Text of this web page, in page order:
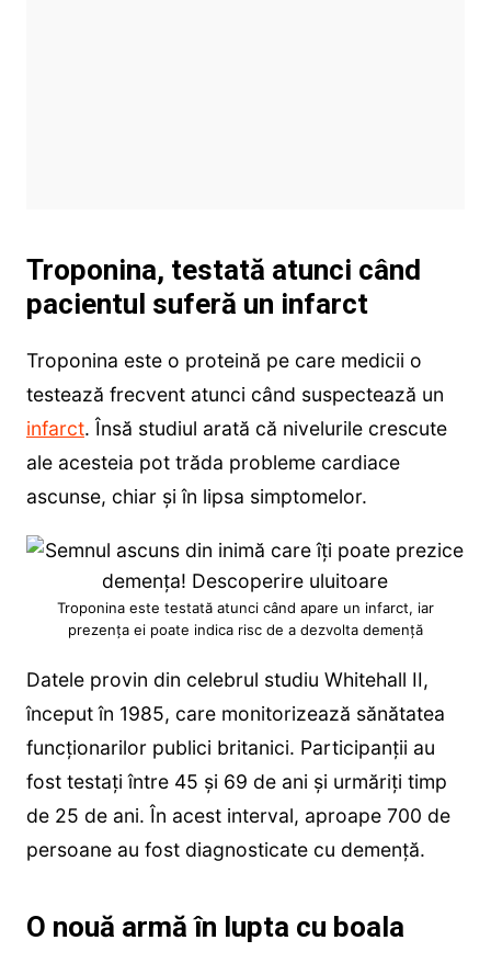
Troponina, testată atunci când
pacientul suferă un infarct
Troponina este o proteină pe care medicii o
testează frecvent atunci când suspectează un
infarct. Însă studiul arată că nivelurile crescute
ale acesteia pot trăda probleme cardiace
ascunse, chiar și în lipsa simptomelor.
Troponina este testată atunci când apare un infarct, iar
prezența ei poate indica risc de a dezvolta demență
Datele provin din celebrul studiu Whitehall II,
început în 1985, care monitorizează sănătatea
funcționarilor publici britanici. Participanții au
fost testați între 45 și 69 de ani și urmăriți timp
de 25 de ani. În acest interval, aproape 700 de
persoane au fost diagnosticate cu demență.
O nouă armă în lupta cu boala